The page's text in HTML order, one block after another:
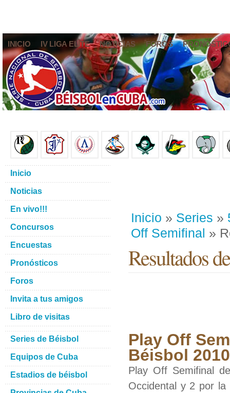
INICIO IV LIGA ELITE NOTICIAS FOROS
Inicio » Series »
Off Semifinal »
Resultados
Play Off
Béisbol
Play Off Semifinal
Occidental y 2 por
Inicio
Noticias
En vivo!!!
Concursos
Encuestas
Pronósticos
Foros
Invita a tus amigos
Libro de visitas
Series de Béisbol
Equipos de Cuba
Estadios de béisbol